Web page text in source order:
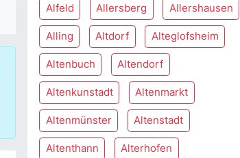
Alfeld Allersberg Allershausen
Alling Altdorf Alteglofsheim
Altenbuch Altendorf
Altenkunstadt Altenmarkt
Altenmünster Altenstadt
Altenthann Alterhofen